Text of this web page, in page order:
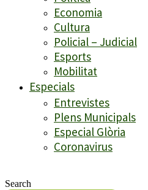
Economia
Cultura
Policial – Judicial
Esports
Mobilitat
Especials
Entrevistes
Plens Municipals
Especial Glòria
Coronavirus
Search